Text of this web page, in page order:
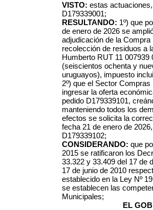
VISTO: estas
D179339001;
RESULTANDO: 1º) que
de enero de 2026 se
adjudicación de la
recolección de residuos a
Humberto RUT 11 007939
(seiscientos ochenta y
uruguayos), impuesto
2º) que el Sector
ingresar la oferta
pedido D179339101,
manteniendo todos los
efectos se solicita la
fecha 21 de enero de
D179339102;
CONSIDERANDO: que
2015 se ratificaron los
33.322 y 33.409 del 17 de
17 de junio de 2010
establecido en la Ley Nº
se establecen las
Municipales;
EL